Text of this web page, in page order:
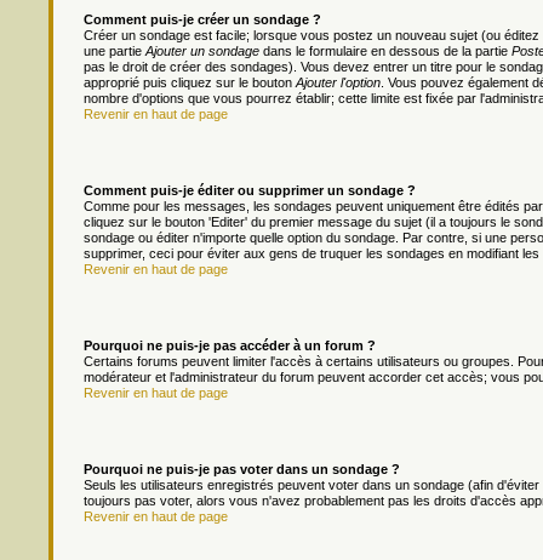
Comment puis-je créer un sondage ?
Créer un sondage est facile; lorsque vous postez un nouveau sujet (ou
une partie Ajouter un sondage dans le formulaire en dessous de la partie
pas le droit de créer des sondages). Vous devez entrer un titre pour le
approprié puis cliquez sur le bouton Ajouter l'option . Vous pouvez également
nombre d'options que vous pourrez établir; cette limite est fixée par
Revenir en haut de page
Comment puis-je éditer ou supprimer un sondage ?
Comme pour les messages, les sondages peuvent uniquement être édités
cliquez sur le bouton 'Editer' du premier message du sujet (il a toujours le
sondage ou éditer n'importe quelle option du sondage. Par contre, si une
supprimer, ceci pour éviter aux gens de truquer les sondages en modifiant
Revenir en haut de page
Pourquoi ne puis-je pas accéder à un forum ?
Certains forums peuvent limiter l'accès à certains utilisateurs ou groupes.
modérateur et l'administrateur du forum peuvent accorder cet accès; vous
Revenir en haut de page
Pourquoi ne puis-je pas voter dans un sondage ?
Seuls les utilisateurs enregistrés peuvent voter dans un sondage (afin
toujours pas voter, alors vous n'avez probablement pas les droits d'accès
Revenir en haut de page